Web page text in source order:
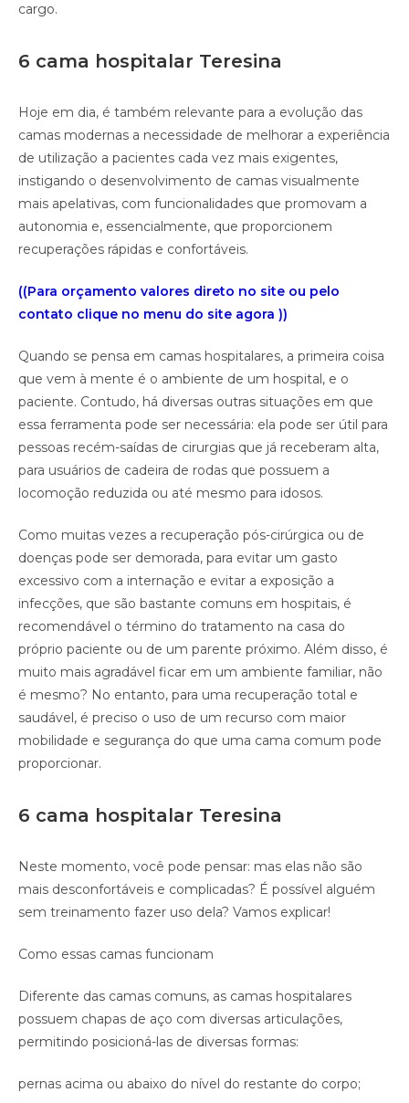
cargo.
6 cama hospitalar Teresina
Hoje em dia, é também relevante para a evolução das
camas modernas a necessidade de melhorar a experiência
de utilização a pacientes cada vez mais exigentes,
instigando o desenvolvimento de camas visualmente
mais apelativas, com funcionalidades que promovam a
autonomia e, essencialmente, que proporcionem
recuperações rápidas e confortáveis.
((Para orçamento valores direto no site ou pelo
contato clique no menu do site agora ))
Quando se pensa em camas hospitalares, a primeira coisa
que vem à mente é o ambiente de um hospital, e o
paciente. Contudo, há diversas outras situações em que
essa ferramenta pode ser necessária: ela pode ser útil para
pessoas recém-saídas de cirurgias que já receberam alta,
para usuários de cadeira de rodas que possuem a
locomoção reduzida ou até mesmo para idosos.
Como muitas vezes a recuperação pós-cirúrgica ou de
doenças pode ser demorada, para evitar um gasto
excessivo com a internação e evitar a exposição a
infecções, que são bastante comuns em hospitais, é
recomendável o término do tratamento na casa do
próprio paciente ou de um parente próximo. Além disso, é
muito mais agradável ficar em um ambiente familiar, não
é mesmo? No entanto, para uma recuperação total e
saudável, é preciso o uso de um recurso com maior
mobilidade e segurança do que uma cama comum pode
proporcionar.
6 cama hospitalar Teresina
Neste momento, você pode pensar: mas elas não são
mais desconfortáveis e complicadas? É possível alguém
sem treinamento fazer uso dela? Vamos explicar!
Como essas camas funcionam
Diferente das camas comuns, as camas hospitalares
possuem chapas de aço com diversas articulações,
permitindo posicioná-las de diversas formas:
pernas acima ou abaixo do nível do restante do corpo;